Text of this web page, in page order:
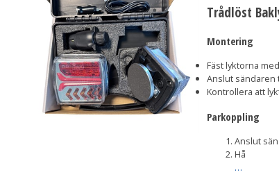
Trådlöst
Montering
Fäst lyktorna
Anslut sändaren
Kontrollera att
Parkoppling
Anslut
Hå
…